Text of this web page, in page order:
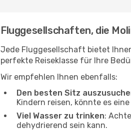
Fluggesellschaften, die
Jede Fluggesellschaft bietet
perfekte Reiseklasse für Ihre
Wir empfehlen Ihnen ebenfalls:
Den besten Sitz
Kindern reisen, könnte es
Viel Wasser zu trinken:
dehydrierend sein kann.